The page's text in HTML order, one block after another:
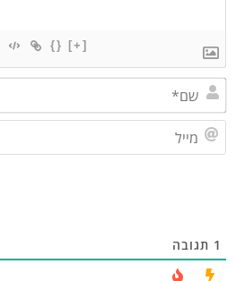
{} [+]
תגובה